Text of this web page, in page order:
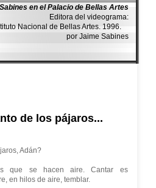
en el Palacio de Bellas Artes
Editora del videograma:
Nacional de Bellas Artes. 1996.
por Jaime Sabines
de los pájaros...
Adán?
que se hacen aire. Cantar es
en hilos de aire, temblar.